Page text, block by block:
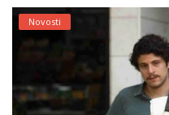
Novosti